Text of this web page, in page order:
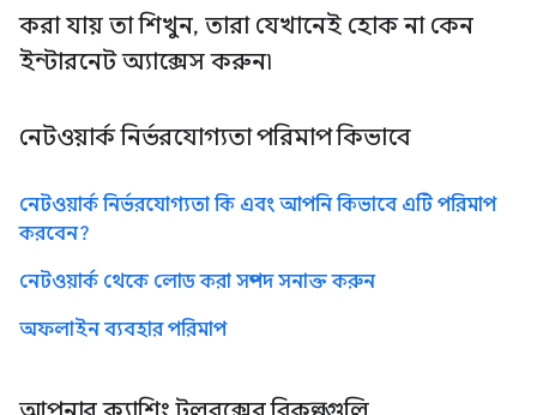
করা যায় তা শিখুন, তারা যেখানেই হোক না কেন
ইন্টারনেট অ্যাক্সেস করুন৷
নেটওয়ার্ক নির্ভরযোগ্যতা পরিমাপ কিভাবে
নেটওয়ার্ক নির্ভরযোগ্যতা কি এবং আপনি কিভাবে এটি পরিমাপ
করবেন?
নেটওয়ার্ক থেকে লোড করা সম্পদ সনাক্ত করুন
অফলাইন ব্যবহার পরিমাপ